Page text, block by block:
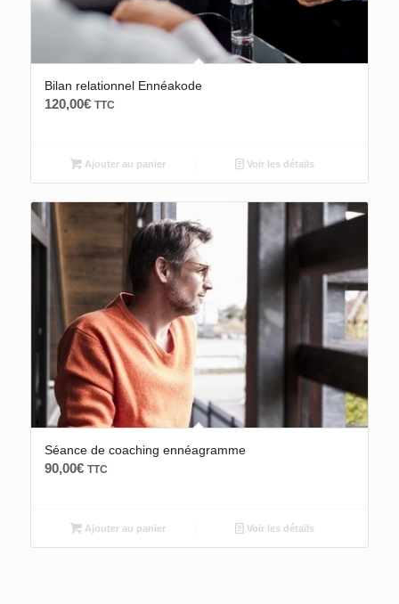
Bilan relationnel Ennéakode
120,00€ TTC
Ajouter au panier Voir les détails
Séance de coaching ennéagramme
90,00€ TTC
Ajouter au panier Voir les détails